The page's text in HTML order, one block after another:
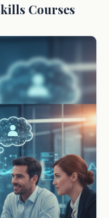
Courses